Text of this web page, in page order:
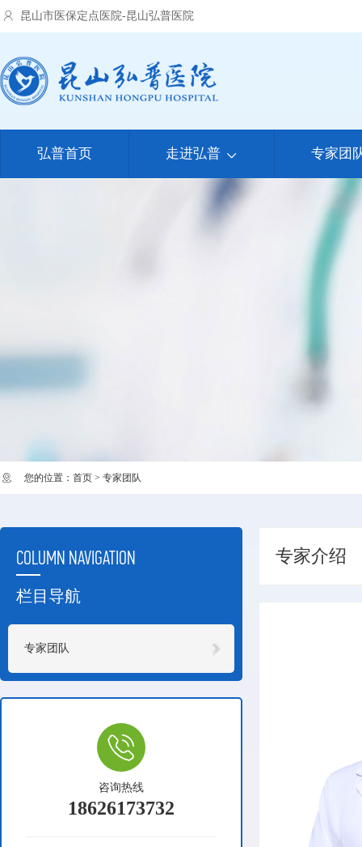
昆山市医保定点医院-昆山弘普医院
弘普首页 走进弘普  专家团
您的位置： 首页 > 专家团队
专家介绍
COLUMN NAVIGATION
栏目导航
专家团队
咨询热线
18626173732